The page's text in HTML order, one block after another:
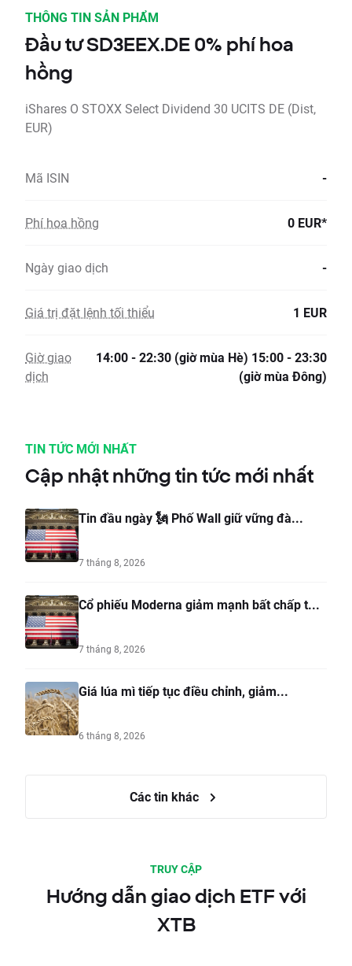
THÔNG TIN SẢN PHẨM
Đầu tư SD3EEX.DE 0% phí hoa
hồng
iShares O STOXX Select Dividend 30 UCITS DE (Dist,
EUR)
Mã ISIN -
Phí hoa hồng 0 EUR*
Ngày giao dịch -
Giá trị đặt lệnh tối thiểu 1 EUR
Giờ giao
dịch
14:00 - 22:30 (giờ mùa Hè) 15:00 - 23:30
(giờ mùa Đông)
TIN TỨC MỚI NHẤT
Cập nhật những tin tức mới nhất
Tin đầu ngày 🗽 Phố Wall giữ vững đà...
7 tháng 8, 2026
Cổ phiếu Moderna giảm mạnh bất chấp t...
7 tháng 8, 2026
Giá lúa mì tiếp tục điều chỉnh, giảm...
6 tháng 8, 2026
Các tin khác
TRUY CẬP
Hướng dẫn giao dịch ETF với
XTB